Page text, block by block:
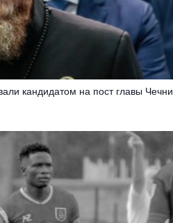
кандидатом на пост главы Чечни